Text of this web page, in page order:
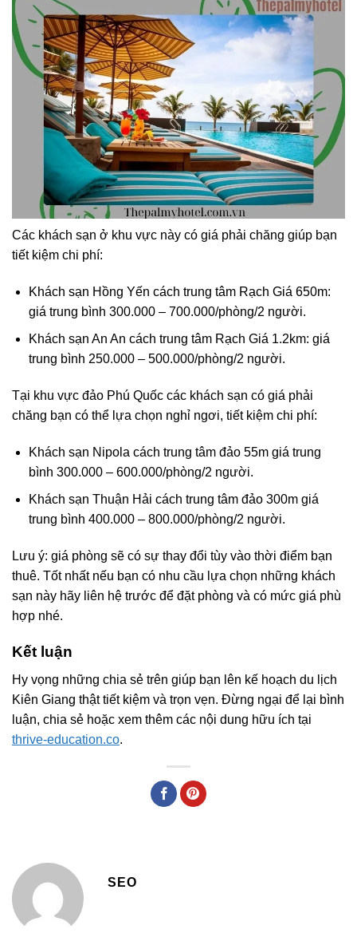
Các khách sạn ở khu vực này có giá phải chăng giúp bạn
tiết kiệm chi phí:
Khách sạn Hồng Yến cách trung tâm Rạch Giá 650m:
giá trung bình 300.000 – 700.000/phòng/2 người.
Khách sạn An An cách trung tâm Rạch Giá 1.2km: giá
trung bình 250.000 – 500.000/phòng/2 người.
Tại khu vực đảo Phú Quốc các khách sạn có giá phải
chăng bạn có thể lựa chọn nghỉ ngơi, tiết kiệm chi phí:
Khách sạn Nipola cách trung tâm đảo 55m giá trung
bình 300.000 – 600.000/phòng/2 người.
Khách sạn Thuận Hải cách trung tâm đảo 300m giá
trung bình 400.000 – 800.000/phòng/2 người.
Lưu ý: giá phòng sẽ có sự thay đổi tùy vào thời điểm bạn
thuê. Tốt nhất nếu bạn có nhu cầu lựa chọn những khách
sạn này hãy liên hệ trước để đặt phòng và có mức giá phù
hợp nhé.
Kết luận
Hy vọng những chia sẻ trên giúp bạn lên kế hoạch du lịch
Kiên Giang thật tiết kiệm và trọn vẹn. Đừng ngại để lại bình
luận, chia sẻ hoặc xem thêm các nội dung hữu ích tại
thrive-education.co.
SEO